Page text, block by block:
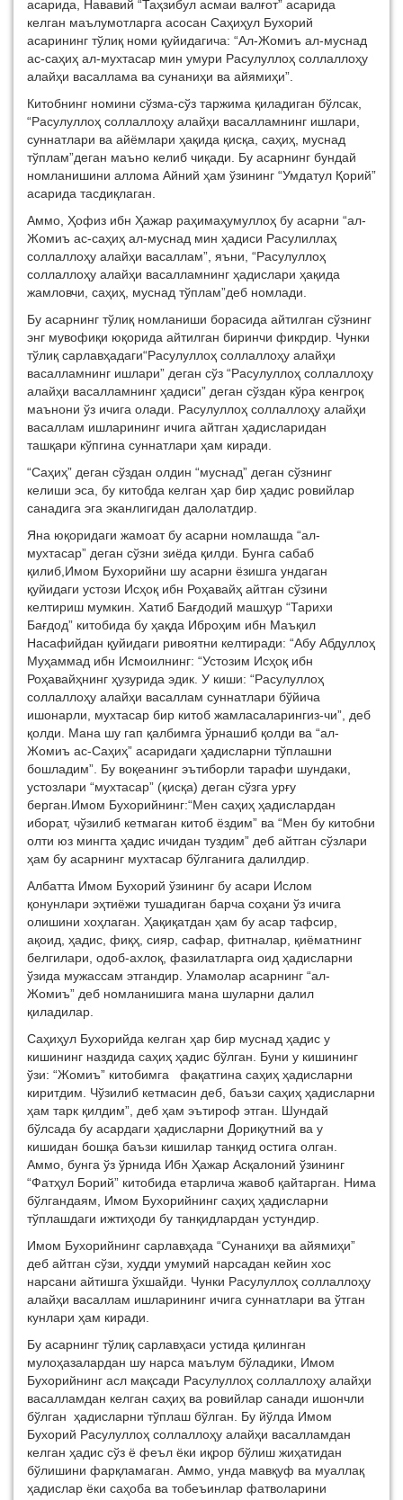
асарида, Нававий “Таҳзибул асмаи валғот” асарида
келган маълумотларга асосан Саҳиҳул Бухорий
асарининг тўлиқ номи қуйидагича: “Ал-Жомиъ ал-муснад
ас-саҳиҳ ал-мухтасар мин умури Расулуллоҳ соллаллоҳу
алайҳи васаллама ва сунаниҳи ва айямиҳи”.
Китобнинг номини сўзма-сўз таржима қиладиган бўлсак,
“Расулуллоҳ соллаллоҳу алайҳи васалламнинг ишлари,
суннатлари ва айёмлари ҳақида қисқа, саҳиҳ, муснад
тўплам”деган маъно келиб чиқади. Бу асарнинг бундай
номланишини аллома Айний ҳам ўзининг “Умдатул Қорий”
асарида тасдиқлаган.
Аммо, Ҳофиз ибн Ҳажар раҳимаҳумуллоҳ бу асарни “ал-
Жомиъ ас-саҳиҳ ал-муснад мин ҳадиси Расулиллаҳ
соллаллоҳу алайҳи васаллам”, яъни, “Расулуллоҳ
соллаллоҳу алайҳи васалламнинг ҳадислари ҳақида
жамловчи, саҳиҳ, муснад тўплам”деб номлади.
Бу асарнинг тўлиқ номланиши борасида айтилган сўзнинг
энг мувофиқи юқорида айтилган биринчи фикрдир. Чунки
тўлиқ сарлавҳадаги“Расулуллоҳ соллаллоҳу алайҳи
васалламнинг ишлари” деган сўз “Расулуллоҳ соллаллоҳу
алайҳи васалламнинг ҳадиси” деган сўздан кўра кенгроқ
маънони ўз ичига олади. Расулуллоҳ соллаллоҳу алайҳи
васаллам ишларининг ичига айтган ҳадисларидан
ташқари кўпгина суннатлари ҳам киради.
“Саҳиҳ” деган сўздан олдин “муснад” деган сўзнинг
келиши эса, бу китобда келган ҳар бир ҳадис ровийлар
санадига эга эканлигидан далолатдир.
Яна юқоридаги жамоат бу асарни номлашда “ал-
мухтасар” деган сўзни зиёда қилди. Бунга сабаб
қилиб,Имом Бухорийни шу асарни ёзишга ундаган
қуйидаги устози Исҳоқ ибн Роҳавайҳ айтган сўзини
келтириш мумкин. Хатиб Бағдодий машҳур “Тарихи
Бағдод” китобида бу ҳақда Иброҳим ибн Маъқил
Насафийдан қуйидаги ривоятни келтиради: “Абу Абдуллоҳ
Муҳаммад ибн Исмоилнинг: “Устозим Исҳоқ ибн
Роҳавайҳнинг ҳузурида эдик. У киши: “Расулуллоҳ
соллаллоҳу алайҳи васаллам суннатлари бўйича
ишонарли, мухтасар бир китоб жамласаларингиз-чи”, деб
қолди. Мана шу гап қалбимга ўрнашиб қолди ва “ал-
Жомиъ ас-Саҳиҳ” асаридаги ҳадисларни тўплашни
бошладим”. Бу воқеанинг эътиборли тарафи шундаки,
устозлари “мухтасар” (қисқа) деган сўзга урғу
берган.Имом Бухорийнинг:“Мен саҳиҳ ҳадислардан
иборат, чўзилиб кетмаган китоб ёздим” ва “Мен бу китобни
олти юз мингта ҳадис ичидан туздим” деб айтган сўзлари
ҳам бу асарнинг мухтасар бўлганига далилдир.
Албатта Имом Бухорий ўзининг бу асари Ислом
қонунлари эҳтиёжи тушадиган барча соҳани ўз ичига
олишини хоҳлаган. Ҳақиқатдан ҳам бу асар тафсир,
ақоид, ҳадис, фиқҳ, сияр, сафар, фитналар, қиёматнинг
белгилари, одоб-ахлоқ, фазилатларга оид ҳадисларни
ўзида мужассам этгандир. Уламолар асарнинг “ал-
Жомиъ” деб номланишига мана шуларни далил
қиладилар.
Саҳиҳул Бухорийда келган ҳар бир муснад ҳадис у
кишининг наздида саҳиҳ ҳадис бўлган. Буни у кишининг
ўзи: “Жомиъ” китобимга фақатгина саҳиҳ ҳадисларни
киритдим. Чўзилиб кетмасин деб, баъзи саҳиҳ ҳадисларни
ҳам тарк қилдим”, деб ҳам эътироф этган. Шундай
бўлсада бу асардаги ҳадисларни Дориқутний ва у
кишидан бошқа баъзи кишилар танқид остига олган.
Аммо, бунга ўз ўрнида Ибн Ҳажар Асқалоний ўзининг
“Фатҳул Борий” китобида етарлича жавоб қайтарган. Нима
бўлгандаям, Имом Бухорийнинг саҳиҳ ҳадисларни
тўплашдаги ижтиҳоди бу танқидлардан устундир.
Имом Бухорийнинг сарлавҳада “Сунаниҳи ва айямиҳи”
деб айтган сўзи, худди умумий нарсадан кейин хос
нарсани айтишга ўхшайди. Чунки Расулуллоҳ соллаллоҳу
алайҳи васаллам ишларининг ичига суннатлари ва ўтган
кунлари ҳам киради.
Бу асарнинг тўлиқ сарлавҳаси устида қилинган
мулоҳазалардан шу нарса маълум бўладики, Имом
Бухорийнинг асл мақсади Расулуллоҳ соллаллоҳу алайҳи
васалламдан келган саҳиҳ ва ровийлар санади ишончли
бўлган ҳадисларни тўплаш бўлган. Бу йўлда Имом
Бухорий Расулуллоҳ соллаллоҳу алайҳи васалламдан
келган ҳадис сўз ё феъл ёки иқрор бўлиш жиҳатидан
бўлишини фарқламаган. Аммо, унда мавқуф ва муаллақ
ҳадислар ёки саҳоба ва тобеъинлар фатволарини